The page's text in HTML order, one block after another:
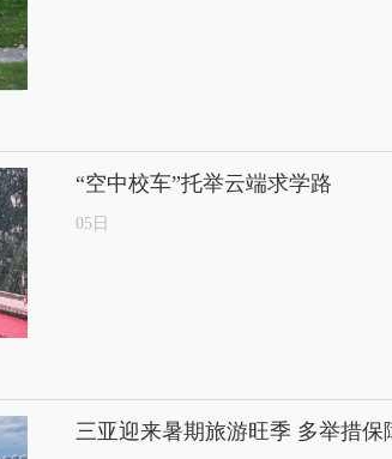
“空中校车”托举云端求学路
05日
三亚迎来暑期旅游旺季 多举措保